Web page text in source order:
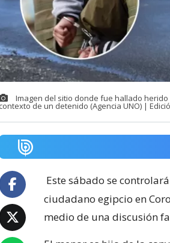
Imagen del sitio donde fue hallado
contexto de un detenido (Agencia UNO) |
Este sábado se
ciudadano egipcio en
medio de una discusión